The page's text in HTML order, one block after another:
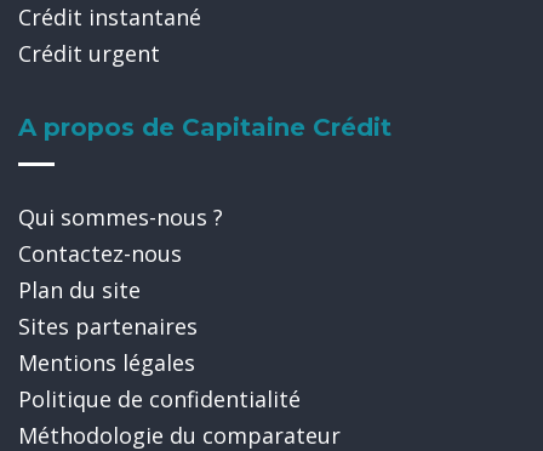
Crédit instantané
Crédit urgent
A propos de Capitaine Crédit
Qui sommes-nous ?
Contactez-nous
Plan du site
Sites partenaires
Mentions légales
Politique de confidentialité
Méthodologie du comparateur